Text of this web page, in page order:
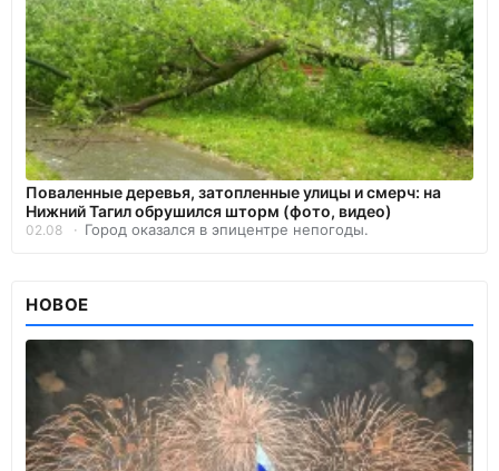
Поваленные деревья, затопленные улицы и смерч: на
Нижний Тагил обрушился шторм (фото, видео)
02.08 Город оказался в эпицентре непогоды.
НОВОЕ